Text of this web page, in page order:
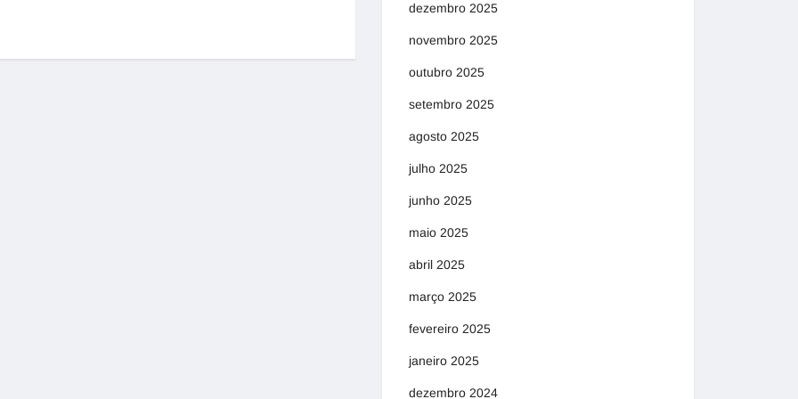
dezembro 2025
novembro 2025
outubro 2025
setembro 2025
agosto 2025
julho 2025
junho 2025
maio 2025
abril 2025
março 2025
fevereiro 2025
janeiro 2025
dezembro 2024